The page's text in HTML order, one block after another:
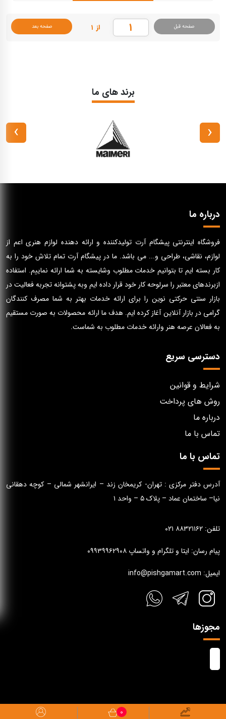
0
صفحه قبل از ۱ صفحه بعد
برند های ما
‹
›
درباره ما
فروشگاه اینترنتی پیشگام آرت تولیدکننده و ارائه دهنده لوازم هنری اعم از
لوازم، نقاشی، طراحی و... می باشد. ما در پیشگام آرت تمام تلاش خود را به
کار بسته ایم تا بتوانیم خدمات مطلوب وشایسته به شما ارائه نماییم. استفاده
ازبرندهای معتبر را سرلوحه کار خود قرار داده ایم وبه پشتوانه تجربه فعالیت در
بازار سنتی حرکتی نوین را برای ارائه خدمات بهتر به شما مصرف کنندگان
گرامی در بازار آنلاین آغاز کرده ایم. هدف ما ارائه محصولات به صورت مستقیم
به فعالان عرصه هنر وارائه خدمات مطلوب به شماست.
دسترسی سریع
شرایط و قوانین
روش های پرداخت
درباره ما
تماس با ما
تماس با ما
آدرس دفتر مرکزی : تهران- کریمخان زند – ایرانشهر شمالی – کوچه دهقانی
نیا– ساختمان عماد – پلاک ۵ – واحد ۱
تلفن: ۸۸۳۲۱۱۶۲ ۰۲۱
پیام رسان: ایتا و تلگرام و واتساپ ۰۹۹۳۹۹۶۲۹۰۸
ایمیل: info@pishgamart.com
مجوزها